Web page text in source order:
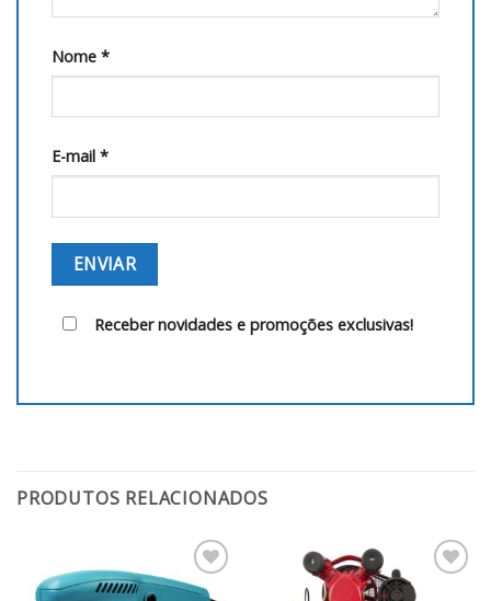
Nome *
E-mail *
Receber novidades e promoções exclusivas!
PRODUTOS RELACIONADOS
Adicionar
Adicionar